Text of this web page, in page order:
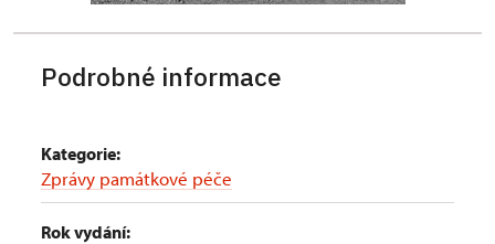
Podrobné informace
Kategorie:
Zprávy památkové péče
Rok vydání: